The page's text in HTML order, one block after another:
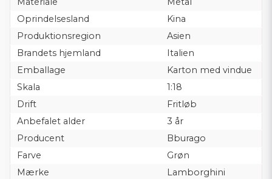
Oprindelsesland
Kina
Produktionsregion
Asien
Brandets hjemland
Italien
Emballage
Karton med vindue
Skala
1:18
Drift
Fritløb
Anbefalet alder
3 år
Producent
Bburago
Farve
Grøn
Mærke
Lamborghini